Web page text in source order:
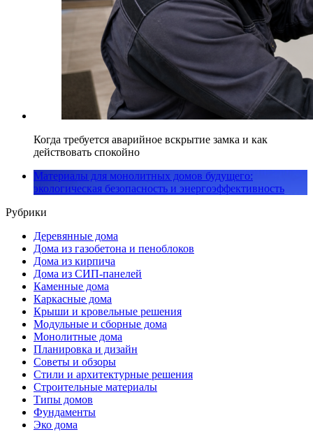
Когда требуется аварийное вскрытие замка и как
действовать спокойно
Материалы для монолитных домов будущего:
экологическая безопасность и энергоэффективность
Рубрики
Деревянные дома
Дома из газобетона и пеноблоков
Дома из кирпича
Дома из СИП-панелей
Каменные дома
Каркасные дома
Крыши и кровельные решения
Модульные и сборные дома
Монолитные дома
Планировка и дизайн
Советы и обзоры
Стили и архитектурные решения
Строительные материалы
Типы домов
Фундаменты
Эко дома